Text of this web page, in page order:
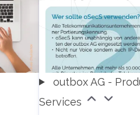
outbox AG -
Services